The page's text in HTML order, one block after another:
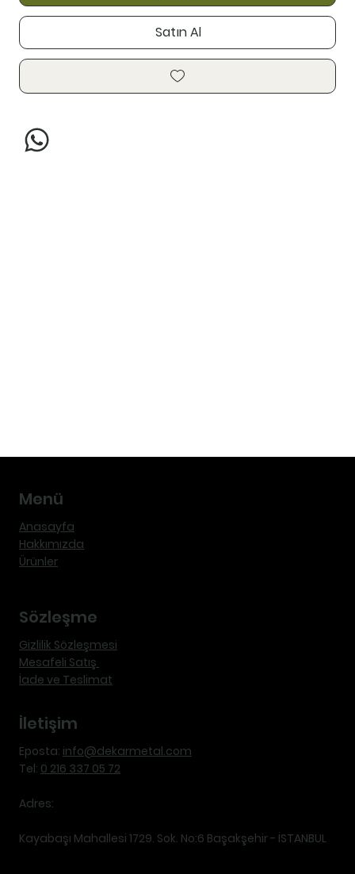
Satın Al
Menü
Anasayfa
Hakkımızda
Ürünler
Sözleşme
Gizlilik Sözleşmesi
Mesafeli Satış
İade ve Teslimat
İletişim
Eposta: info@dekarmetal.com
Tel: 0 216 337 05 72
Adres:
Kayabaşı Mahallesi 1729. Sok. No:6 Başakşehir - İSTANBUL